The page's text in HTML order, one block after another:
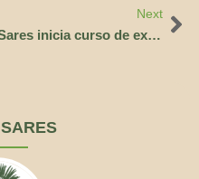
Next
Sares inicia curso de extensão sobre Direito Humano à Água na Amazônia